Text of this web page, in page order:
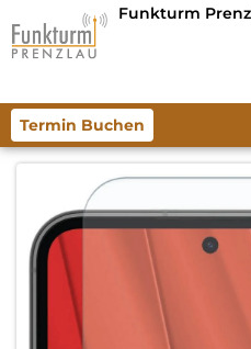
Funkturm
Termin Buchen